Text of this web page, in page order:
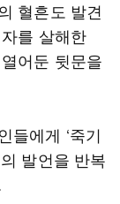
혈흔도 발견
를 살해한
어둔 뒷문을
들에게 ‘죽기
발언을 반복